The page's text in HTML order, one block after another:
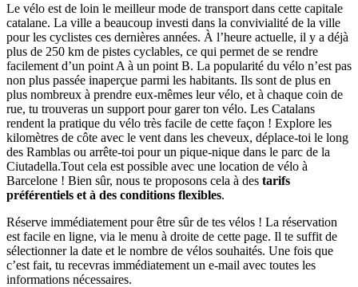
Le vélo est de loin le meilleur mode de transport dans cette capitale
catalane. La ville a beaucoup investi dans la convivialité de la ville
pour les cyclistes ces dernières années. À l’heure actuelle, il y a déjà
plus de 250 km de pistes cyclables, ce qui permet de se rendre
facilement d’un point A à un point B. La popularité du vélo n’est pas
non plus passée inaperçue parmi les habitants. Ils sont de plus en
plus nombreux à prendre eux-mêmes leur vélo, et à chaque coin de
rue, tu trouveras un support pour garer ton vélo. Les Catalans
rendent la pratique du vélo très facile de cette façon ! Explore les
kilomètres de côte avec le vent dans les cheveux, déplace-toi le long
des Ramblas ou arrête-toi pour un pique-nique dans le parc de la
Ciutadella.Tout cela est possible avec une location de vélo à
Barcelone ! Bien sûr, nous te proposons cela à des tarifs
préférentiels et à des conditions flexibles.
Réserve immédiatement pour être sûr de tes vélos ! La réservation
est facile en ligne, via le menu à droite de cette page. Il te suffit de
sélectionner la date et le nombre de vélos souhaités. Une fois que
c’est fait, tu recevras immédiatement un e-mail avec toutes les
informations nécessaires.